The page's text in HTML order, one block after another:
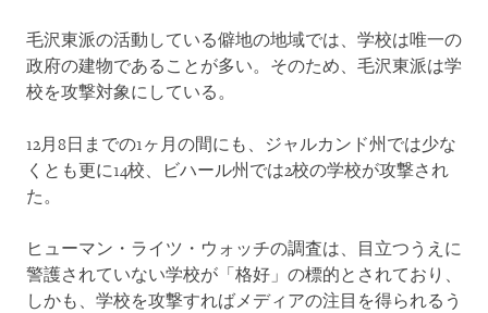
毛沢東派の活動している僻地の地域では、学校は唯一の
政府の建物であることが多い。そのため、毛沢東派は学
校を攻撃対象にしている。
12月8日までの1ヶ月の間にも、ジャルカンド州では少な
くとも更に14校、ビハール州では2校の学校が攻撃され
た。
ヒューマン・ライツ・ウォッチの調査は、目立つうえに
警護されていない学校が「格好」の標的とされており、
しかも、学校を攻撃すればメディアの注目を得られるう